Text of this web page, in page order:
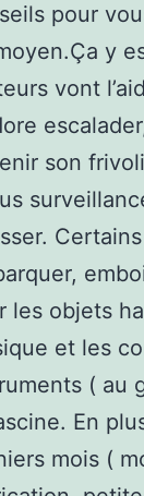
pour
y
vont
son
les objets
et les
( au
En
mois (